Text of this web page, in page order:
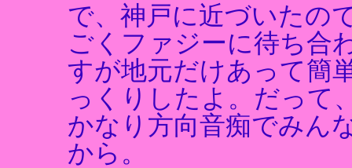
で、神戸に近づいたの
ごくファジーに待ち合
すが地元だけあって簡
っくりしたよ。だって
かなり方向音痴でみん
から。